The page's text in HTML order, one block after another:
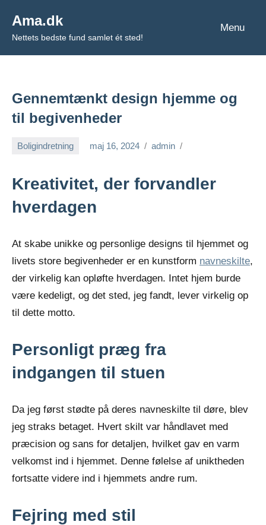
indhold
Ama.dk
Nettets bedste fund samlet ét sted!
Menu
Gennemtænkt design hjemme og
til begivenheder
Boligindretning maj 16, 2024 admin
Kreativitet, der forvandler
hverdagen
At skabe unikke og personlige designs til hjemmet og
livets store begivenheder er en kunstform navneskilte,
der virkelig kan opløfte hverdagen. Intet hjem burde
være kedeligt, og det sted, jeg fandt, lever virkelig op
til dette motto.
Personligt præg fra
indgangen til stuen
Da jeg først stødte på deres navneskilte til døre, blev
jeg straks betaget. Hvert skilt var håndlavet med
præcision og sans for detaljen, hvilket gav en varm
velkomst ind i hjemmet. Denne følelse af uniktheden
fortsatte videre ind i hjemmets andre rum.
Fejring med stil